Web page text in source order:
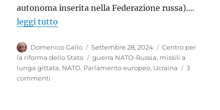
autonoma inserita nella Federazione russa).…
leggi tutto
Autore
Domenico Gallo
Pubblicato
il
Settembre 28, 2024 Categorie
Centro per
la riforma dello Stato
Tag
guerra NATO-Russia, missili a
lunga gittata, NATO, Parlamento europeo, Ucraina
3
commenti